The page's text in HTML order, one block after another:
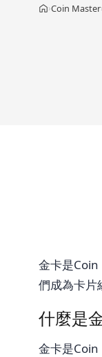
首頁
›Coin Master›
金卡是
們成為卡片
什麼是
金卡是Coin